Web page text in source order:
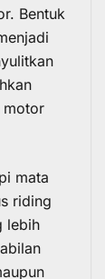
Bentuk
motor
mata
riding
lebih